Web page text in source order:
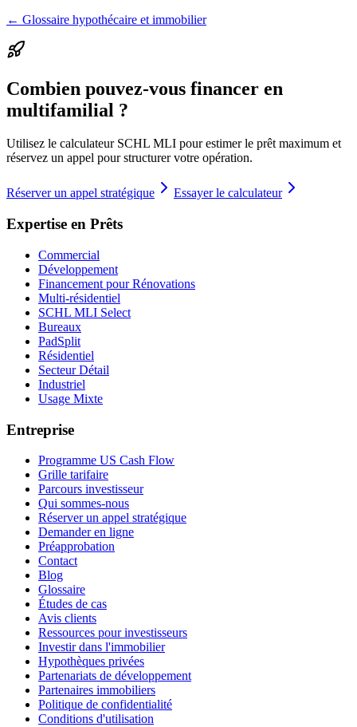
← Glossaire hypothécaire et immobilier
Combien pouvez-vous financer en
multifamilial ?
Utilisez le calculateur SCHL MLI pour estimer le prêt maximum et
réservez un appel pour structurer votre opération.
Réserver un appel stratégique Essayer le calculateur
Expertise en Prêts
Commercial
Développement
Financement pour Rénovations
Multi-résidentiel
SCHL MLI Select
Bureaux
PadSplit
Résidentiel
Secteur Détail
Industriel
Usage Mixte
Entreprise
Programme US Cash Flow
Grille tarifaire
Parcours investisseur
Qui sommes-nous
Réserver un appel stratégique
Demander en ligne
Préapprobation
Contact
Blog
Glossaire
Études de cas
Avis clients
Ressources pour investisseurs
Investir dans l'immobilier
Hypothèques privées
Partenariats de développement
Partenaires immobiliers
Politique de confidentialité
Conditions d'utilisation